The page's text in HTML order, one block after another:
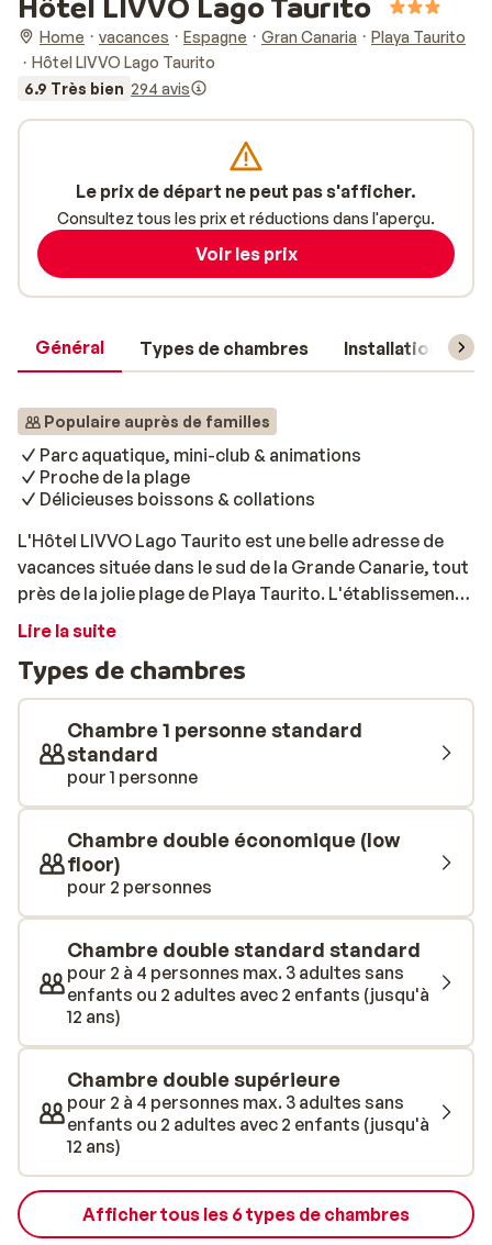
Home vacances Espagne Gran Canaria
Playa Taurito
Hôtel LIVVO Lago Taurito
6.9 Très bien 294 avis
Général Types de chambres Installations
Populaire auprès de familles
Parc aquatique, mini-club & animations
Proche de la plage
Délicieuses boissons & collations
L'Hôtel LIVVO Lago Taurito est une belle adresse de
vacances située dans le sud de la Grande Canarie, tout
près de la jolie plage de Playa Taurito. L'établissement
dispose de nombreuses installations pour petits et
toboggans pour toute la famille. Vous pourrez
également vous détendre au centre de bien-être et les
enfants pourront participer à des jeux. Le spa est situé
à Costa Taurito, à seulement quelques minutes de
marche de l'hôtel. Diverses activités sont également
proposées aux adultes. Les chambres sont spacieuses
et confortables. Un buffet est disponible chaque jour
au restaurant. Le bar est également disponible pour
commander une boisson ou de délicieuses collations.
Bien sûr, n'oubliez pas de découvrir le reste de l'île!
Lire la suite
Types de chambres
Chambre 1 personne standard
standard
pour 1 personne
Chambre double économique (low
floor)
pour 2 personnes
Chambre double standard standard
pour 2 à 4 personnes max. 3 adultes sans
enfants ou 2 adultes avec 2 enfants (jusqu'à
12 ans)
Chambre double supérieure
pour 2 à 4 personnes max. 3 adultes sans
enfants ou 2 adultes avec 2 enfants (jusqu'à
12 ans)
Afficher tous les 6 types de chambres
Le prix de départ ne peut pas s'afficher.
Consultez tous les prix et réductions dans l'aperçu.
Voir les prix